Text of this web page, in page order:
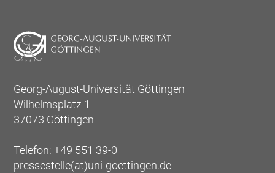
Georg-August-Universität Göttingen
Wilhelmsplatz 1
37073 Göttingen
Telefon: +49 551 39-0
pressestelle(at)uni-goettingen.de